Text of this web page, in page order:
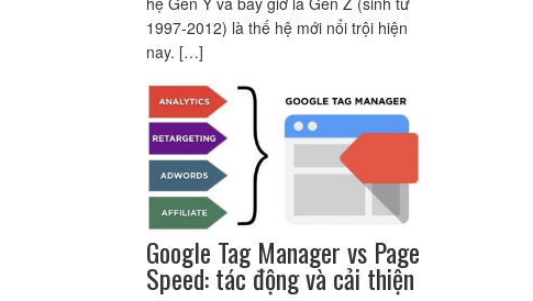
1997-2012) là thế hệ mới nổi trội hiện
nay. […]
Google Tag Manager vs Page
Speed: tác động và cải thiện